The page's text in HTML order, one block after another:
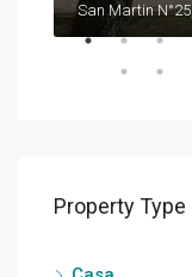
San Martin
Property Type